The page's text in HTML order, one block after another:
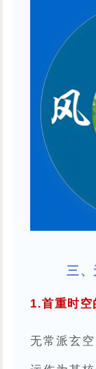
三
1.首重时空
无常派玄